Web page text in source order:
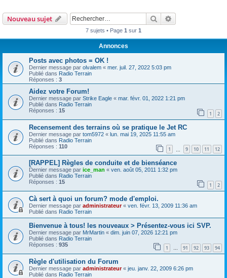
Nouveau sujet Rechercher
7 sujets • Page 1 sur 1
Annonces
Posts avec photos = OK !
Dernier message par olvalem « mer. juil. 27, 2022 5:03 pm
Publié dans Radio Terrain
Réponses : 3
Aidez votre Forum!
Dernier message par Strike Eagle « mar. févr. 01, 2022 1:21 pm
Publié dans Radio Terrain
Réponses : 15 1 2
Recensement des terrains où se pratique le Jet RC
Dernier message par tom5972 « lun. mai 19, 2025 11:55 am
Publié dans Radio Terrain
Réponses : 110 1 9 10 11 12
[RAPPEL] Règles de conduite et de bienséance
Dernier message par ice_man « ven. août 05, 2011 1:32 pm
Publié dans Radio Terrain
Réponses : 15 1 2
Cà sert à quoi un forum? mode d'emploi.
Dernier message par administrateur« ven. févr. 13, 2009 11:36 am
Publié dans Radio Terrain
Bienvenue à tous! les nouveaux > Présentez-vous ici SVP.
Dernier message par MrMartin « dim. juin 07, 2026 12:21 pm
Publié dans Radio Terrain
Réponses : 935 1 … 91 92 93 94
Règle d'utilisation du Forum
Dernier message par administrateur« jeu. janv. 22, 2009 6:26 pm
Publié dans Radio Terrain